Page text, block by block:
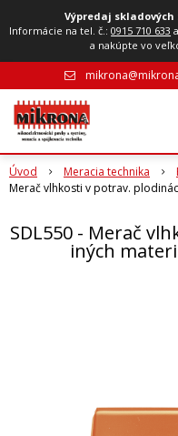
Výpredaj skladových
Informácie na tel. č.:0915 710 633
a nakúpte vo
Úvod Meracia technika
Merač vlhkosti v potrav.
SDL550 - Merač
iných